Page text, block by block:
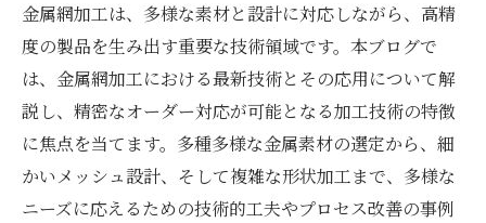
金属網加工は、多様な素材と設計に対応しながら、高精
度の製品を生み出す重要な技術領域です。本ブログで
は、金属網加工における最新技術とその応用について解
説し、精密なオーダー対応が可能となる加工技術の特徴
に焦点を当てます。多種多様な金属素材の選定から、細
かいメッシュ設計、そして複雑な形状加工まで、多様な
ニーズに応えるための技術的工夫やプロセス改善の事例